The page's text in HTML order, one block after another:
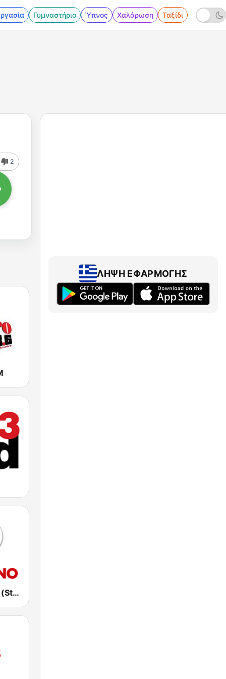
Γυμναστήριο Ύπνος Χαλάρωση Ταξίδι
2
Στο Κόκκινο (Sto Kokkino FM)
ΛΉΨΗ ΕΦΑΡΜΟΓΉΣ